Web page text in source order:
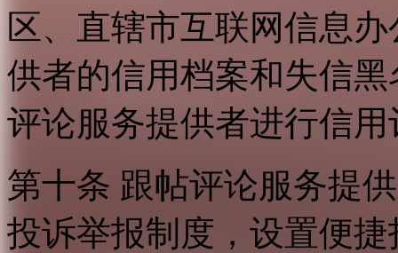
区、直辖市互联网信息
供者的信用档案和失信
评论服务提供者进行信用
第十条 跟帖评论服务提
投诉举报制度，设置便